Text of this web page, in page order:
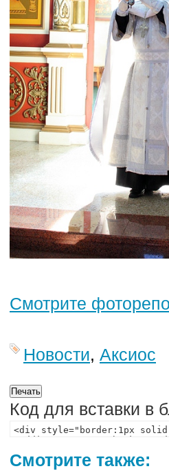
Смотрите
Новости, Аксиос
Код для вставки в
Смотрите также: